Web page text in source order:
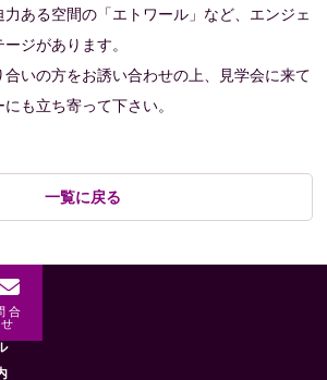
ある空間の「エトワール」など、エンジェ
ジがあります。
いの方をお誘い合わせの上、見学会に来て
も立ち寄って下さい。
一覧に戻る
合
せ